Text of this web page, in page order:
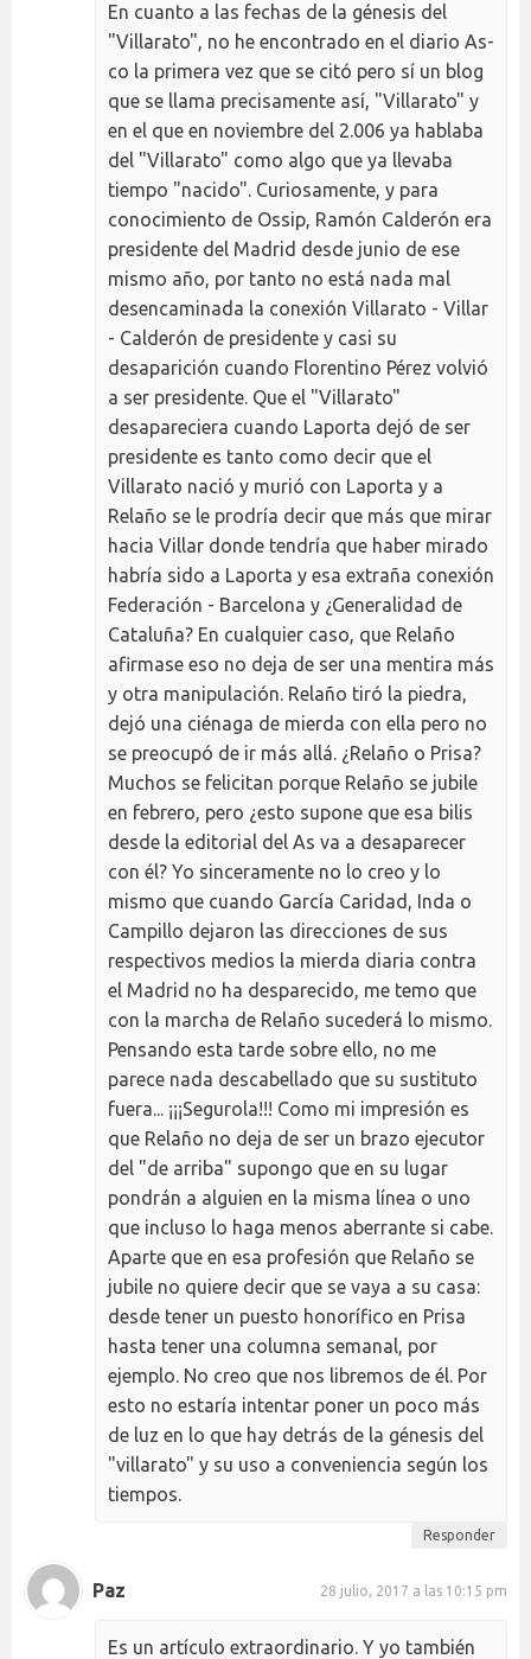
En cuanto a las fechas de la génesis del
"Villarato", no he encontrado en el diario As-
co la primera vez que se citó pero sí un blog
que se llama precisamente así, "Villarato" y
en el que en noviembre del 2.006 ya hablaba
del "Villarato" como algo que ya llevaba
tiempo "nacido". Curiosamente, y para
conocimiento de Ossip, Ramón Calderón era
presidente del Madrid desde junio de ese
mismo año, por tanto no está nada mal
desencaminada la conexión Villarato - Villar
- Calderón de presidente y casi su
desaparición cuando Florentino Pérez volvió
a ser presidente. Que el "Villarato"
desapareciera cuando Laporta dejó de ser
presidente es tanto como decir que el
Villarato nació y murió con Laporta y a
Relaño se le prodría decir que más que mirar
hacia Villar donde tendría que haber mirado
habría sido a Laporta y esa extraña conexión
Federación - Barcelona y ¿Generalidad de
Cataluña? En cualquier caso, que Relaño
afirmase eso no deja de ser una mentira más
y otra manipulación. Relaño tiró la piedra,
dejó una ciénaga de mierda con ella pero no
se preocupó de ir más allá. ¿Relaño o Prisa?
Muchos se felicitan porque Relaño se jubile
en febrero, pero ¿esto supone que esa bilis
desde la editorial del As va a desaparecer
con él? Yo sinceramente no lo creo y lo
mismo que cuando García Caridad, Inda o
Campillo dejaron las direcciones de sus
respectivos medios la mierda diaria contra
el Madrid no ha desparecido, me temo que
con la marcha de Relaño sucederá lo mismo.
Pensando esta tarde sobre ello, no me
parece nada descabellado que su sustituto
fuera... ¡¡¡Segurola!!! Como mi impresión es
que Relaño no deja de ser un brazo ejecutor
del "de arriba" supongo que en su lugar
pondrán a alguien en la misma línea o uno
que incluso lo haga menos aberrante si cabe.
Aparte que en esa profesión que Relaño se
jubile no quiere decir que se vaya a su casa:
desde tener un puesto honorífico en Prisa
hasta tener una columna semanal, por
ejemplo. No creo que nos libremos de él. Por
esto no estaría intentar poner un poco más
de luz en lo que hay detrás de la génesis del
"villarato" y su uso a conveniencia según los
tiempos.
Responder
Paz 28 julio, 2017 a las 10:15 pm
Es un artículo extraordinario. Y yo también